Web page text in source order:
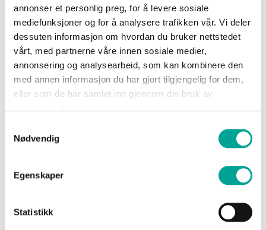
annonser et personlig preg, for å levere sosiale
mediefunksjoner og for å analysere trafikken vår. Vi deler
dessuten informasjon om hvordan du bruker nettstedet
vårt, med partnerne våre innen sosiale medier,
annonsering og analysearbeid, som kan kombinere den
med annen informasjon du har gjort tilgjengelig for dem,
eller som de har samlet inn gjennom din bruk av
Nødvendig
Egenskaper
Statistikk
Sko
Om
Wrks
inn
konto
Show Password
Nye kunder